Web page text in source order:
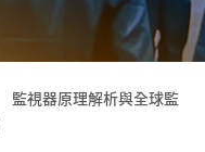
監視器原理解析與全球監